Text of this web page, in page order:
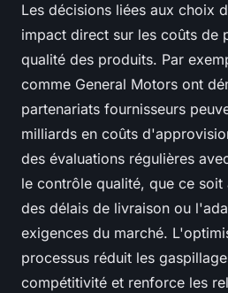
Les décisions liées aux choix
impact direct sur les coûts de
qualité des produits. Par
comme General Motors ont
partenariats fournisseurs
milliards en coûts
des évaluations régulières
le contrôle qualité, que ce
des délais de livraison ou
exigences du marché.
processus réduit les
compétitivité et renforce les